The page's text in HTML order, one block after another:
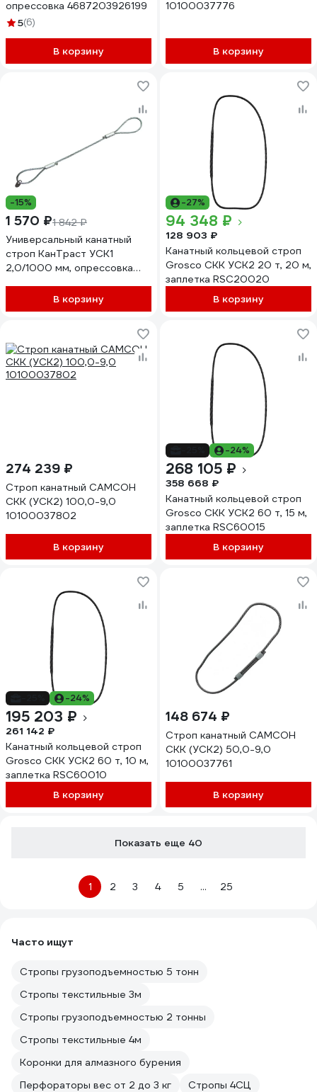
опрессовка 4687203926199
5(6)
В корзину
10100037776
В корзину
-15%
1 570 ₽1 842 ₽
Универсальный канатный
строп КанТраст УСК1
2,0/1000 мм, опрессовка
В корзину
-27%
94 348 ₽
128 903 ₽
Канатный кольцевой строп
Grosco СКК УСК2 20 т, 20 м,
заплетка RSC20020
В корзину
274 239 ₽
Строп канатный САМСОН
СКК (УСК2) 100,0-9,0
10100037802
В корзину
-24%
268 105 ₽
358 668 ₽
Канатный кольцевой строп
Grosco СКК УСК2 60 т, 15 м,
заплетка RSC60015
В корзину
-24%
195 203 ₽
261 142 ₽
Канатный кольцевой строп
Grosco СКК УСК2 60 т, 10 м,
заплетка RSC60010
В корзину
148 674 ₽
Строп канатный САМСОН
СКК (УСК2) 50,0-9,0
10100037761
В корзину
Показать еще 40
1 2 3 4 5 ... 25
Часто ищут
Стропы грузоподъемностью 5 тонн
Стропы текстильные 3м
Стропы грузоподъемностью 2 тонны
Стропы текстильные 4м
Коронки для алмазного бурения
Перфораторы вес от 2 до 3 кг
Стропы 4СЦ